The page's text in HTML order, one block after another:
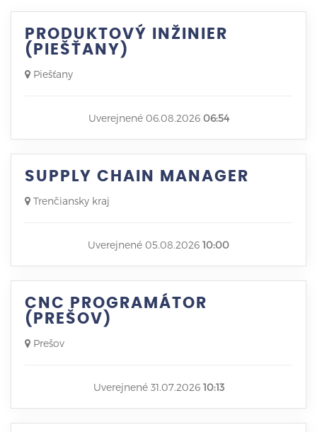
PRODUKTOVÝ INŽINIER
(PIEŠŤANY)
Piešťany
Uverejnené 06.08.2026 06:54
SUPPLY CHAIN MANAGER
Trenčiansky kraj
Uverejnené 05.08.2026 10:00
CNC PROGRAMÁTOR
(PREŠOV)
Prešov
Uverejnené 31.07.2026 10:13